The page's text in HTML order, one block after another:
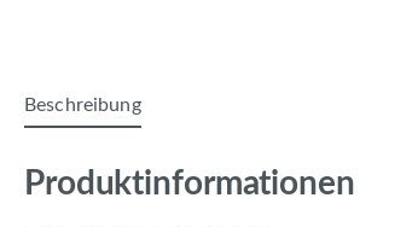
Beschreibung
Produktinformationen